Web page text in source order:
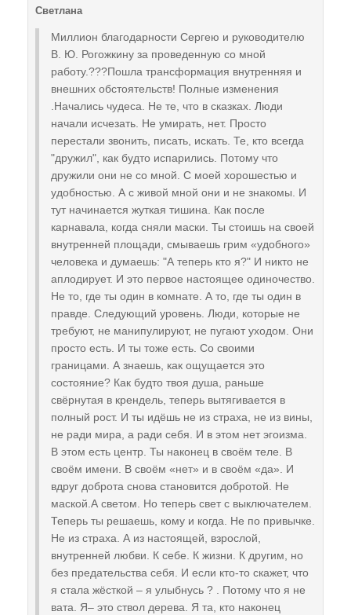
Светлана
Миллион благодарности Сергею и руководителю
В. Ю. Рогожкину за проведенную со мной
работу.???Пошла трансформация внутренняя и
внешних обстоятельств! Полные изменения
.Начались чудеса. Не те, что в сказках. Люди
начали исчезать. Не умирать, нет. Просто
перестали звонить, писать, искать. Те, кто всегда
"дружил", как будто испарились. Потому что
дружили они не со мной. С моей хорошестью и
удобностью. А с живой мной они и не знакомы. И
тут начинается жуткая тишина. Как после
карнавала, когда сняли маски. Ты стоишь на своей
внутренней площади, смываешь грим «удобного»
человека и думаешь: "А теперь кто я?" И никто не
аплодирует. И это первое настоящее одиночество.
Не то, где ты один в комнате. А то, где ты один в
правде. Следующий уровень. Люди, которые не
требуют, не манипулируют, не пугают уходом. Они
просто есть. И ты тоже есть. Со своими
границами. А знаешь, как ощущается это
состояние? Как будто твоя душа, раньше
свёрнутая в крендель, теперь вытягивается в
полный рост. И ты идёшь не из страха, не из вины,
не ради мира, а ради себя. И в этом нет эгоизма.
В этом есть центр. Ты наконец в своём теле. В
своём имени. В своём «нет» и в своём «да». И
вдруг доброта снова становится добротой. Не
маской.А светом. Но теперь свет с выключателем.
Теперь ты решаешь, кому и когда. Не по привычке.
Не из страха. А из настоящей, взрослой,
внутренней любви. К себе. К жизни. К другим, но
без предательства себя. И если кто-то скажет, что
я стала жёсткой – я улыбнусь ? . Потому что я не
вата. Я– это ствол дерева. Я та, кто наконец